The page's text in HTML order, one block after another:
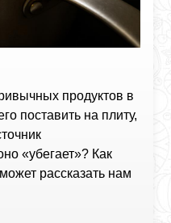
продуктов в
поставить на плиту,
«убегает»? Как
рассказать нам